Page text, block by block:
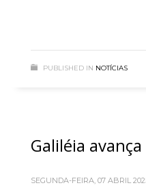
PUBLISHED IN NOTÍCIAS
Galiléia
SEGUNDA-FEIRA, 07 ABRIL